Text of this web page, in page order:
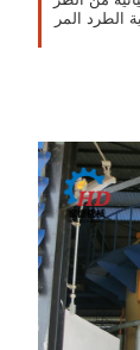
الطرد المر